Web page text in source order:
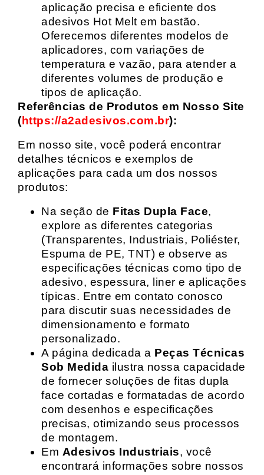
aplicação precisa e eficiente dos
adesivos Hot Melt em bastão.
Oferecemos diferentes modelos de
aplicadores, com variações de
temperatura e vazão, para atender a
diferentes volumes de produção e
tipos de aplicação.
Referências de Produtos em Nosso Site
(https://a2adesivos.com.br):
Em nosso site, você poderá encontrar
detalhes técnicos e exemplos de
aplicações para cada um dos nossos
produtos:
Na seção de Fitas Dupla Face,
explore as diferentes categorias
(Transparentes, Industriais, Poliéster,
Espuma de PE, TNT) e observe as
especificações técnicas como tipo de
adesivo, espessura, liner e aplicações
típicas. Entre em contato conosco
para discutir suas necessidades de
dimensionamento e formato
personalizado.
A página dedicada a Peças Técnicas
Sob Medida ilustra nossa capacidade
de fornecer soluções de fitas dupla
face cortadas e formatadas de acordo
com desenhos e especificações
precisas, otimizando seus processos
de montagem.
Em Adesivos Industriais, você
encontrará informações sobre nossos